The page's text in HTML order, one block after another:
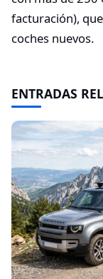
facturación),
coches nuevos.
ENTRADAS